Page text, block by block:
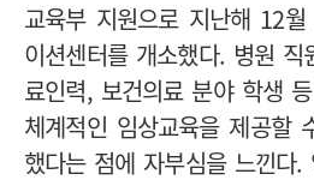
교육부 지원으로 지난해 12
이션센터를 개소했다. 병원
료인력, 보건의료 분야 학생
체계적인 임상교육을 제공할
했다는 점에 자부심을 느낀다.